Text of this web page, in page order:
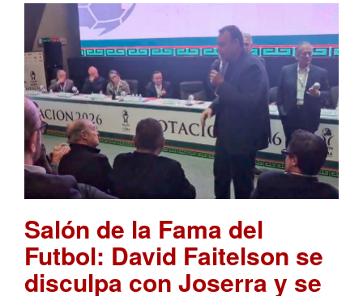
Salón de la Fama del
Futbol: David Faitelson se
disculpa con Joserra y se